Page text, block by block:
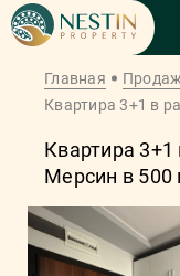
Главная
Квартира 3+1 в
Квартира
Мерсин в 500